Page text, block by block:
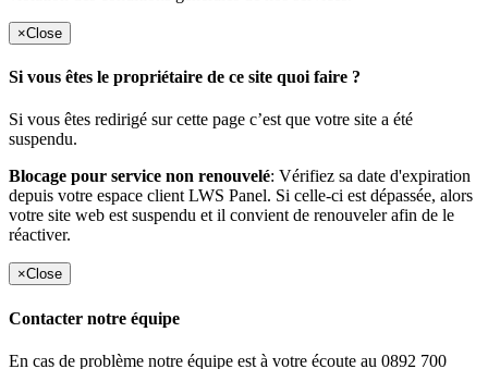
×Close
Si vous êtes le propriétaire de ce site quoi faire ?
Si vous êtes redirigé sur cette page c’est que votre site a été
suspendu.
Blocage pour service non renouvelé: Vérifiez sa date d'expiration
depuis votre espace client LWS Panel. Si celle-ci est dépassée, alors
votre site web est suspendu et il convient de renouveler afin de le
réactiver.
×Close
Contacter notre équipe
En cas de problème notre équipe est à votre écoute au 0892 700